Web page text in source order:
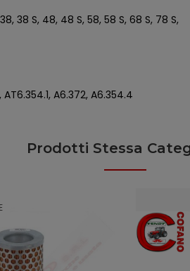
38 S, 48, 48 S, 58, 58 S, 68 S, 78 S,
A6.372, A6.354.4
Prodotti Stessa